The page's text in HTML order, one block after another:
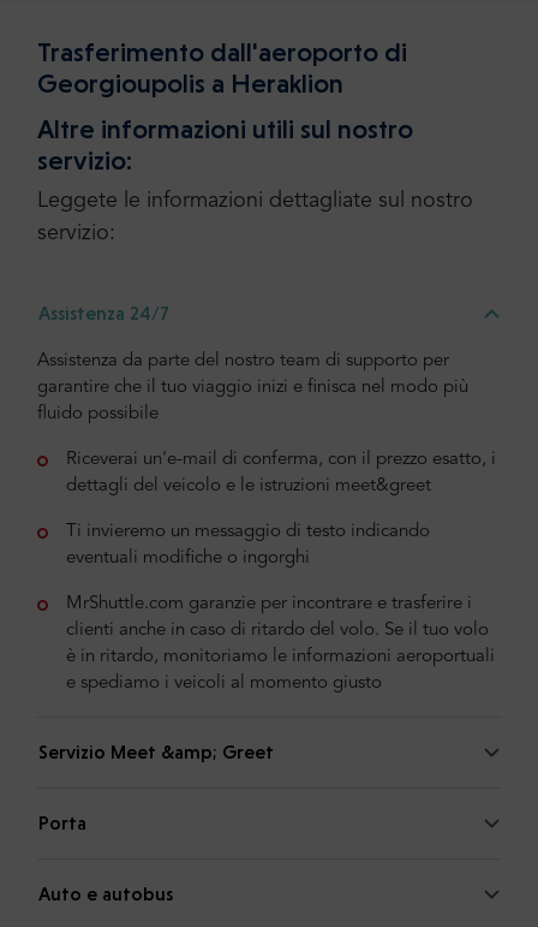
Trasferimento dall'aeroporto di
Georgioupolis a Heraklion
Altre informazioni utili sul nostro
servizio:
Leggete le informazioni dettagliate sul nostro
servizio:
Assistenza 24/7
Assistenza da parte del nostro team di supporto per
garantire che il tuo viaggio inizi e finisca nel modo più
fluido possibile
Riceverai un'e-mail di conferma, con il prezzo esatto, i
dettagli del veicolo e le istruzioni meet&greet
Ti invieremo un messaggio di testo indicando
eventuali modifiche o ingorghi
MrShuttle.com garanzie per incontrare e trasferire i
clienti anche in caso di ritardo del volo. Se il tuo volo
è in ritardo, monitoriamo le informazioni aeroportuali
e spediamo i veicoli al momento giusto
Servizio Meet &amp; Greet
Porta
Auto e autobus